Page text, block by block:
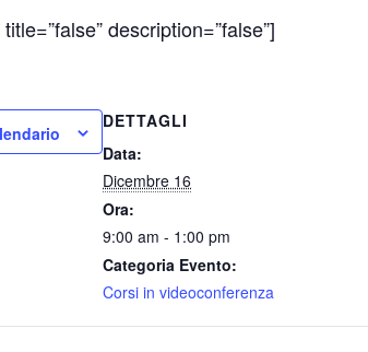
description=”false”]
DETTAGLI
Data:
Dicembre 16
Ora:
9:00 am - 1:00 pm
Categoria Evento:
Corsi in videoconferenza